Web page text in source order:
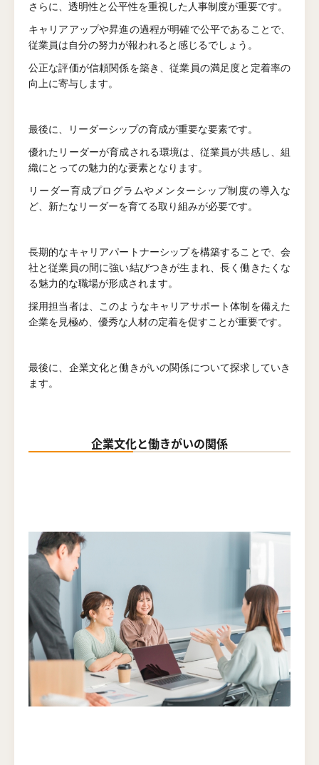
さらに、透明性と公平性を重視した人事制度が重要です。
キャリアアップや昇進の過程が明確で公平であることで、
従業員は自分の努力が報われると感じるでしょう。
公正な評価が信頼関係を築き、従業員の満足度と定着率の
向上に寄与します。
最後に、リーダーシップの育成が重要な要素です。
優れたリーダーが育成される環境は、従業員が共感し、組
織にとっての魅力的な要素となります。
リーダー育成プログラムやメンターシップ制度の導入な
ど、新たなリーダーを育てる取り組みが必要です。
長期的なキャリアパートナーシップを構築することで、会
社と従業員の間に強い結びつきが生まれ、長く働きたくな
る魅力的な職場が形成されます。
採用担当者は、このようなキャリアサポート体制を備えた
企業を見極め、優秀な人材の定着を促すことが重要です。
最後に、企業文化と働きがいの関係について探求していき
ます。
企業文化と働きがいの関係